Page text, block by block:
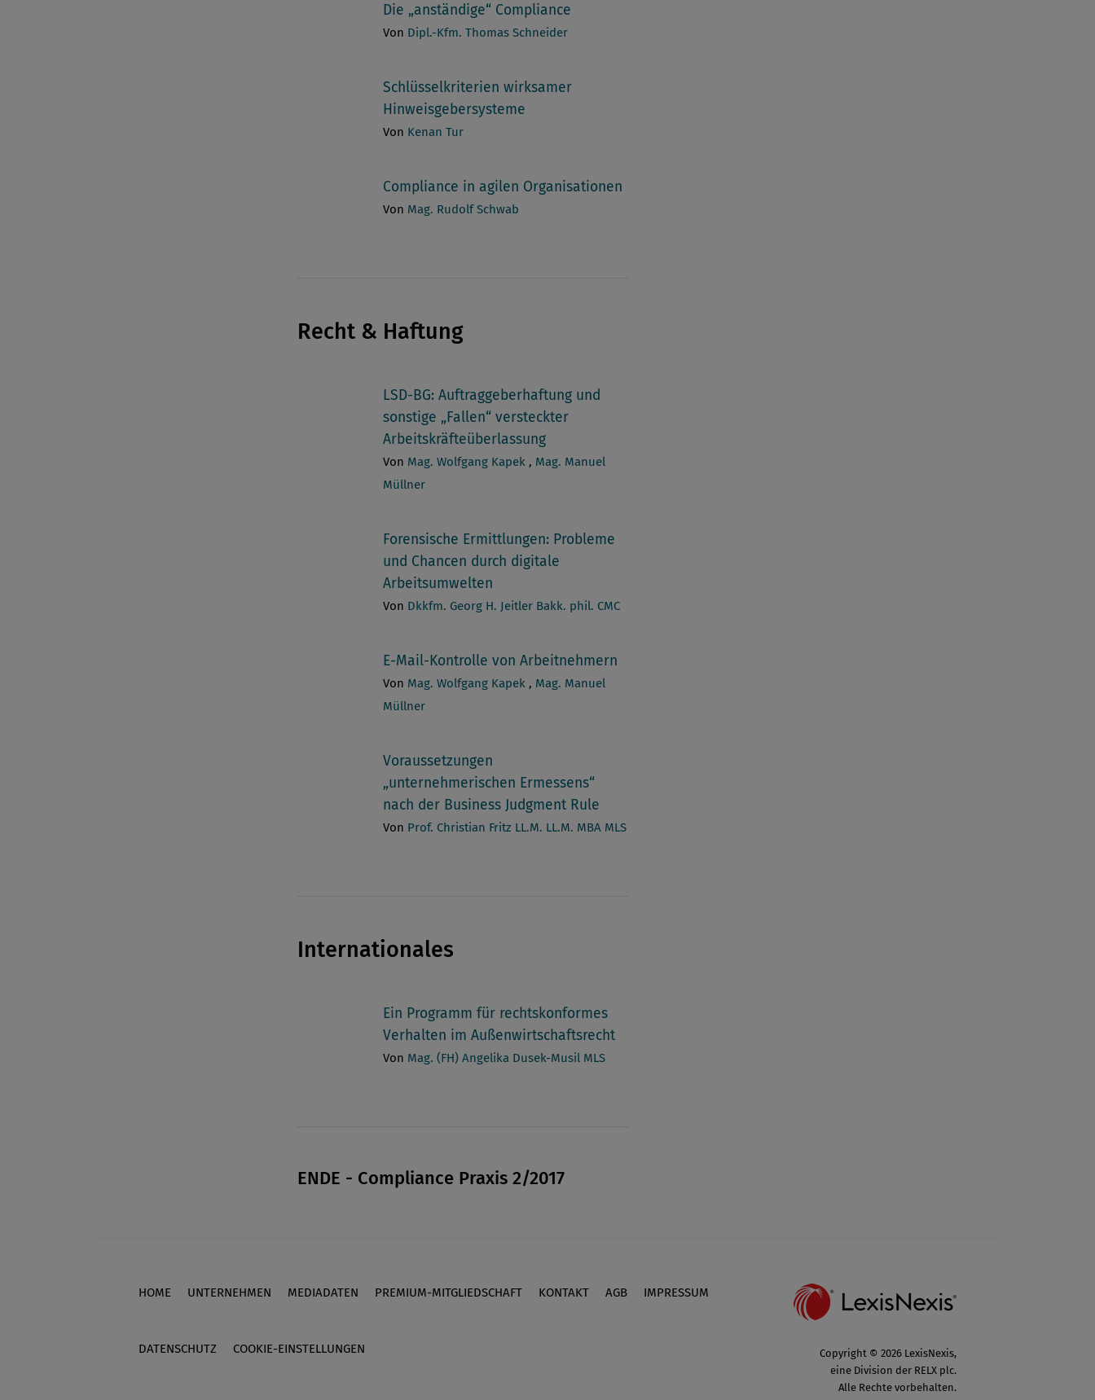
Die „anständige“ Compliance
Von Dipl.-Kfm. Thomas Schneider
Schlüsselkriterien wirksamer
Hinweisgebersysteme
Von Kenan Tur
Compliance in agilen Organisationen
Von Mag. Rudolf Schwab
Recht & Haftung
LSD-BG: Auftraggeberhaftung und
sonstige „Fallen“ versteckter
Arbeitskräfteüberlassung
Von Mag. Wolfgang Kapek , Mag. Manuel
Müllner
Forensische Ermittlungen: Probleme
und Chancen durch digitale
Arbeitsumwelten
Von Dkkfm. Georg H. Jeitler Bakk. phil. CMC
E-Mail-Kontrolle von Arbeitnehmern
Von Mag. Wolfgang Kapek , Mag. Manuel
Müllner
Voraussetzungen
„unternehmerischen Ermessens“
nach der Business Judgment Rule
Von Prof. Christian Fritz LL.M. LL.M. MBA MLS
Internationales
Ein Programm für rechtskonformes
Verhalten im Außenwirtschaftsrecht
Von Mag. (FH) Angelika Dusek-Musil MLS
ENDE - Compliance Praxis 2/2017
Footer
HOME UNTERNEHMEN MEDIADATEN PREMIUM-MITGLIEDSCHAFT KONTAKT AGB IMPRESSUM
DATENSCHUTZ COOKIE-EINSTELLUNGEN
Copyright © 2026 LexisNexis,
eine Division der RELX plc.
Alle Rechte vorbehalten.